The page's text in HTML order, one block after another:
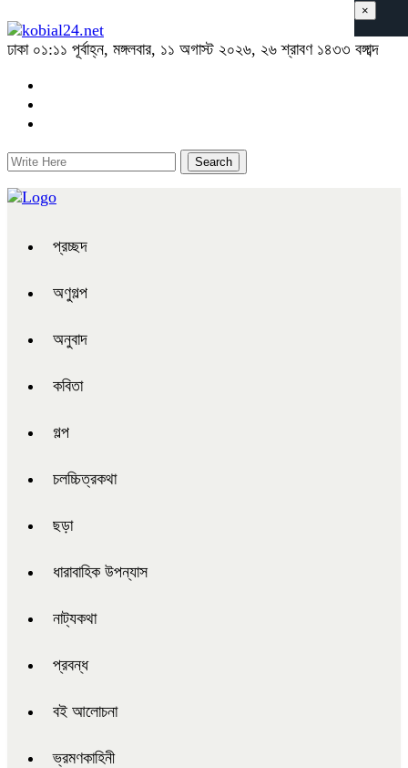
ঢাকা ০১:১১ পূর্বাহ্ন, মঙ্গলবার, ১১ অগাস্ট ২০২৬, ২৬ শ্রাবণ ১৪৩৩ বঙ্গাব্দ
প্রচ্ছদ
অণুগল্প
অনুবাদ
কবিতা
গল্প
চলচ্চিত্রকথা
ছড়া
ধারাবাহিক উপন্যাস
নাট্যকথা
প্রবন্ধ
বই আলোচনা
ভ্রমণকাহিনী
×